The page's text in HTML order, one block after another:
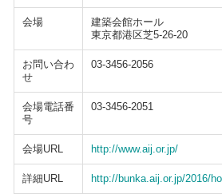
会場
建築会館ホール
東京都港区芝5-26-20
お問い合わ
せ
03-3456-2056
会場電話番
号
03-3456-2051
会場URL http://www.aij.or.jp/
詳細URL http://bunka.aij.or.jp/2016/